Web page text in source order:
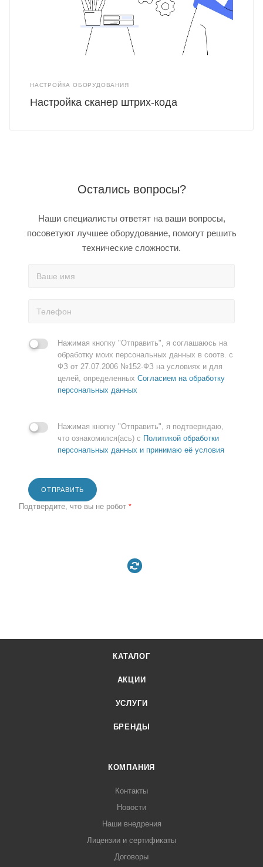
НАСТРОЙКА ОБОРУДОВАНИЯ
Настройка сканер штрих-кода
Остались вопросы?
Наши специалисты ответят на ваши вопросы,
посоветуют лучшее оборудование, помогут решить
технические сложности.
Нажимая кнопку "Отправить", я соглашаюсь на
обработку моих персональных данных в соотв. с
ФЗ от 27.07.2006 №152-ФЗ на условиях и для
целей, определенных Согласием на обработку
персональных данных
Нажимая кнопку "Отправить", я подтверждаю,
что ознакомился(ась) с Политикой обработки
персональных данных и принимаю её условия
ОТПРАВИТЬ
Подтвердите, что вы не робот *
КАТАЛОГ
АКЦИИ
УСЛУГИ
БРЕНДЫ
КОМПАНИЯ
Контакты
Новости
Наши внедрения
Лицензии и сертификаты
Договоры